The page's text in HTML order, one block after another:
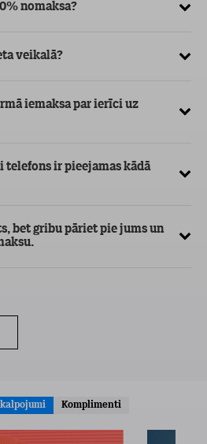
nomaksa?
veikalā?
iemaksa par ierīci uz
telefons ir pieejamas kādā
bet gribu pāriet pie jums un
Komplimenti